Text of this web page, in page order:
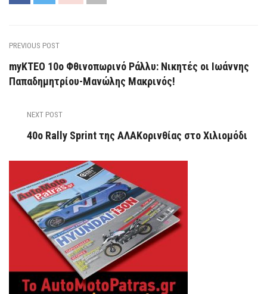
PREVIOUS POST
myKTEO 10ο Φθινοπωρινό Ράλλυ: Νικητές οι Ιωάννης
Παπαδημητρίου-Μανώλης Μακρινός!
NEXT POST
40ο Rally Sprint της ΑΛΑΚορινθίας στo Xιλιομόδι